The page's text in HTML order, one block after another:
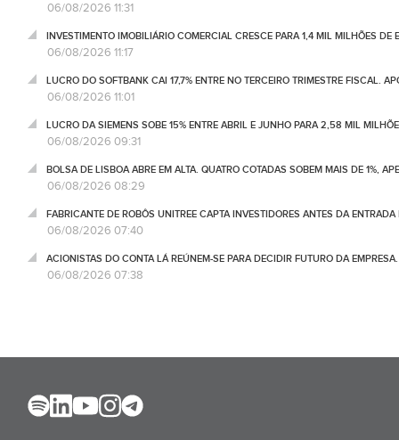
06/08/2026 11:31
INVESTIMENTO IMOBILIÁRIO COMERCIAL CRESCE PARA 1,4 MIL MILHÕES DE
06/08/2026 11:17
LUCRO DO SOFTBANK CAI 17,7% ENTRE NO TERCEIRO TRIMESTRE FISCAL.
06/08/2026 11:01
LUCRO DA SIEMENS SOBE 15% ENTRE ABRIL E JUNHO PARA 2,58 MIL
06/08/2026 09:31
BOLSA DE LISBOA ABRE EM ALTA. QUATRO COTADAS SOBEM MAIS DE 1%,
06/08/2026 08:29
FABRICANTE DE ROBÔS UNITREE CAPTA INVESTIDORES ANTES DA ENTRADA
06/08/2026 07:40
ACIONISTAS DO CONTA LÁ REÚNEM-SE PARA DECIDIR FUTURO DA
06/08/2026 07:38